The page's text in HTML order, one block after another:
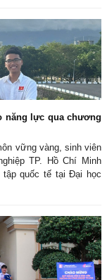
năng lực qua chương
vững vàng, sinh viên
TP. Hồ Chí Minh
quốc tế tại Đại học